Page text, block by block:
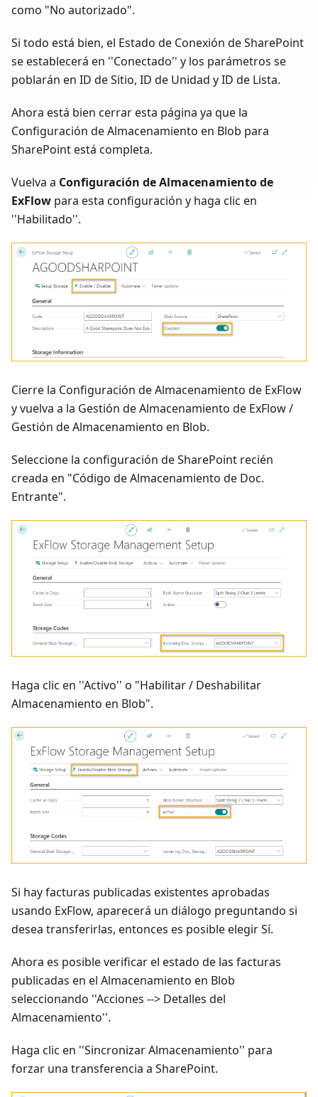
como "No autorizado".
Si todo está bien, el Estado de Conexión de SharePoint
se establecerá en ''Conectado'' y los parámetros se
poblarán en ID de Sitio, ID de Unidad y ID de Lista.
Ahora está bien cerrar esta página ya que la
Configuración de Almacenamiento en Blob para
SharePoint está completa.
Vuelva a Configuración de Almacenamiento de
ExFlow para esta configuración y haga clic en
''Habilitado''.
Cierre la Configuración de Almacenamiento de ExFlow
y vuelva a la Gestión de Almacenamiento de ExFlow /
Gestión de Almacenamiento en Blob.
Seleccione la configuración de SharePoint recién
creada en "Código de Almacenamiento de Doc.
Entrante".
Haga clic en ''Activo'' o "Habilitar / Deshabilitar
Almacenamiento en Blob".
Si hay facturas publicadas existentes aprobadas
usando ExFlow, aparecerá un diálogo preguntando si
desea transferirlas, entonces es posible elegir Sí.
Ahora es posible verificar el estado de las facturas
publicadas en el Almacenamiento en Blob
seleccionando ''Acciones --> Detalles del
Almacenamiento''.
Haga clic en ''Sincronizar Almacenamiento'' para
forzar una transferencia a SharePoint.